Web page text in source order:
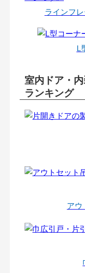
ラインフ
L
室内ドア・
ランキング
アウ